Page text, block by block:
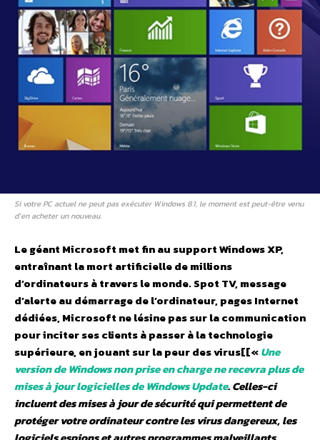
Si votre PC actuel ne peut pas exécuter Windows 8.1, le moment est peut-être venu
d’en acheter un nouveau.
Le géant Microsoft met fin au support Windows XP,
entraînant la mort artificielle de millions
d’ordinateurs à travers le monde. Spot TV, message
d’alerte au démarrage de l’ordinateur, pages Internet
dédiées, Microsoft ne lésine pas sur la communication
pour inciter ses clients à passer à la technologie
supérieure, en jouant sur la peur des virus[[«Une
version de Windows non prise en charge ne recevra plus de
mises à jour logicielles de Windows Update. Celles-ci
incluent des mises à jour de sécurité qui permettent de
protéger votre ordinateur contre les virus dangereux, les